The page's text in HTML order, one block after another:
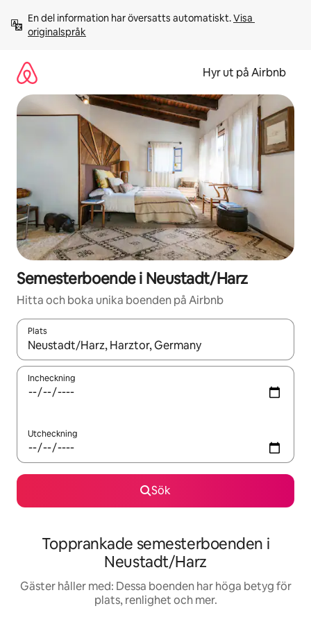
innehåll
En del information har översatts automatiskt. Visa
originalspråk
Hyr ut på Airbnb
Semesterboende i Neustadt/Harz
Hitta och boka unika boenden på Airbnb
Plats
När resultaten är tillgängliga kan du navigera med upp- och
Incheckning
Utcheckning
Sök
Topprankade semesterboenden i
Neustadt/Harz
Gäster håller med: Dessa boenden har höga betyg för
plats, renlighet och mer.